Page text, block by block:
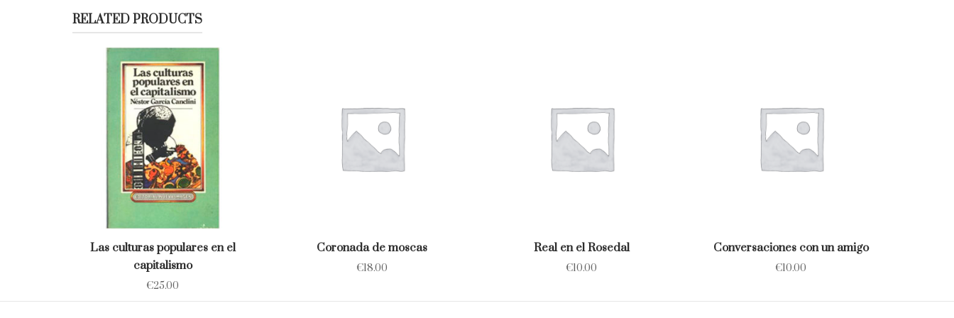
RELATED PRODUCTS
Las culturas populares en el
capitalismo
€25.00
Coronada de moscas
€18.00
Real en el Rosedal
€10.00
Conversaciones con un amigo
€10.00